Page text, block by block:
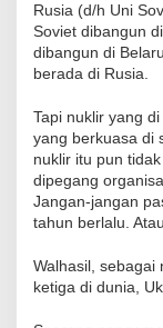
Rusia (d/h Uni
Soviet dibangun
dibangun di
berada di Rusia.
Tapi nuklir yang
yang berkuasa di
nuklir itu pun
dipegang
Jangan-jangan
tahun berlalu.
Walhasil, sebagai
ketiga di dunia,